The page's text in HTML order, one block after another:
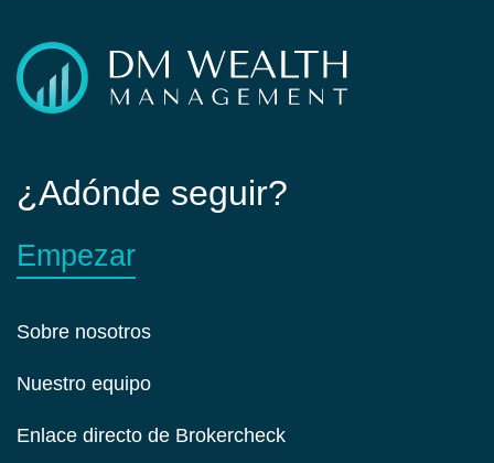
¿Adónde seguir?
Empezar
Sobre nosotros
Nuestro equipo
Enlace directo de Brokercheck